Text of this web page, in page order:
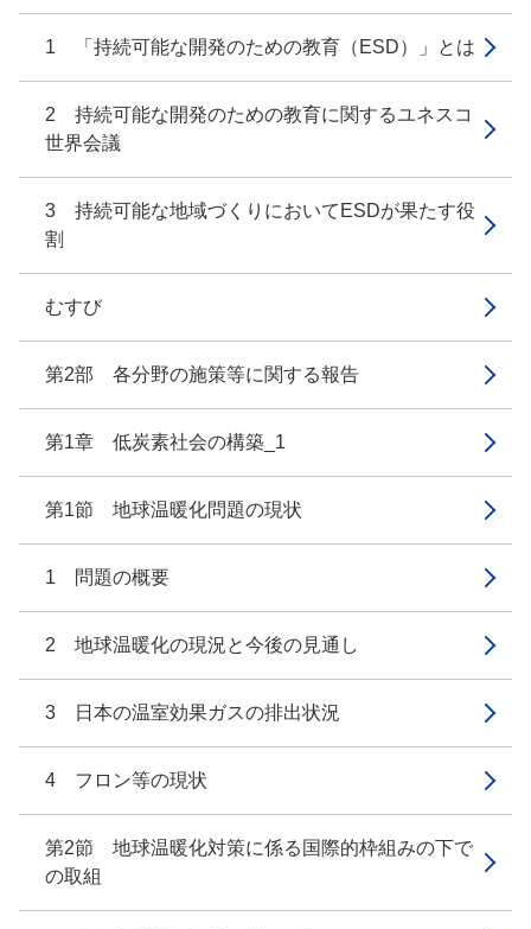
1 「持続可能な開発のための教育（ESD）」とは
2 持続可能な開発のための教育に関するユネスコ
世界会議
3 持続可能な地域づくりにおいてESDが果たす役
割
むすび
第2部 各分野の施策等に関する報告
第1章 低炭素社会の構築_1
第1節 地球温暖化問題の現状
1 問題の概要
2 地球温暖化の現況と今後の見通し
3 日本の温室効果ガスの排出状況
4 フロン等の現状
第2節 地球温暖化対策に係る国際的枠組みの下で
の取組